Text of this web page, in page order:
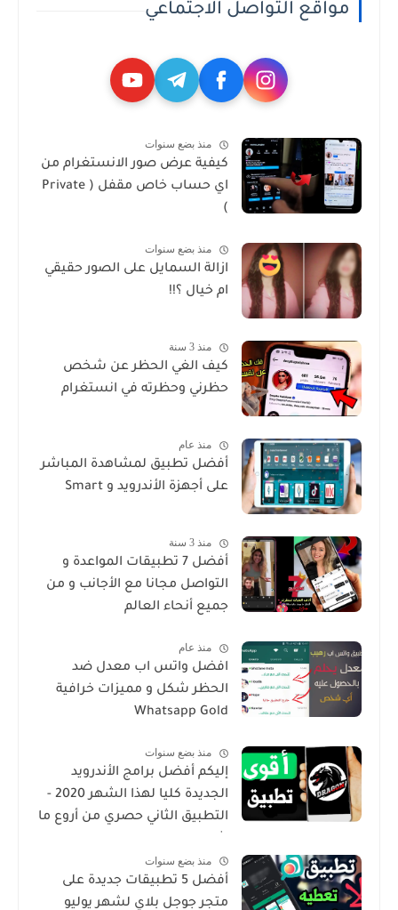
مواقع التواصل الاجتماعي
منذ بضع سنوات
كيفية عرض صور الانستغرام من
اي حساب خاص مقفل ( Private
)
منذ بضع سنوات
ازالة السمايل على الصور حقيقي
ام خيال ؟!!
منذ 3 سنة
كيف الغي الحظر عن شخص
حظرني وحظرته في انستغرام
منذ عام
أفضل تطبيق لمشاهدة المباشر
على أجهزة الأندرويد و Smart
منذ 3 سنة
أفضل 7 تطبيقات المواعدة و
التواصل مجانا مع الأجانب و من
جميع أنحاء العالم
منذ عام
افضل واتس اب معدل ضد
الحظر شكل و مميزات خرافية
Whatsapp Gold
منذ بضع سنوات
إليكم أفضل برامج الأندرويد
الجديدة كليا لهذا الشهر 2020 -
التطبيق الثاني حصري من أروع ما
منذ بضع سنوات
أفضل 5 تطبيقات جديدة على
متجر جوجل بلاي لشهر يوليو